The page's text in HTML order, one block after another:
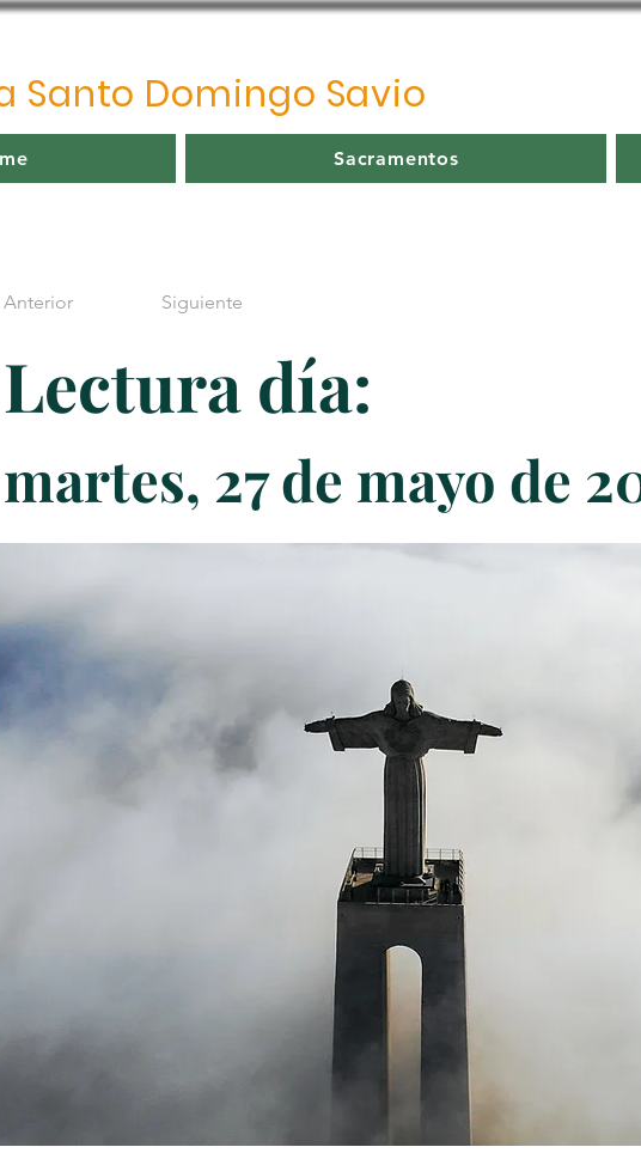
Santo Domingo Savio
Sacramentos
Anterior Siguiente
Lectura día:
martes, 27 de mayo de